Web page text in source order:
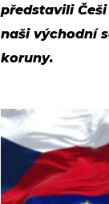
představili
naši východní
koruny.